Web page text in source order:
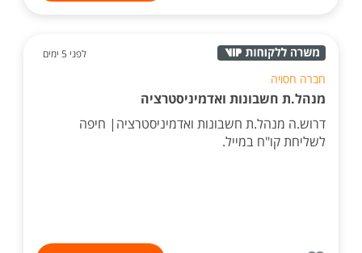
לפני 5 ימים
חברה חסויה
מנהל.ת חשבונות ואדמיניסטרציה
דרוש.ה מנהל.ת חשבונות ואדמיניסטרציה| חיפה
לשליחת קו"ח במייל.